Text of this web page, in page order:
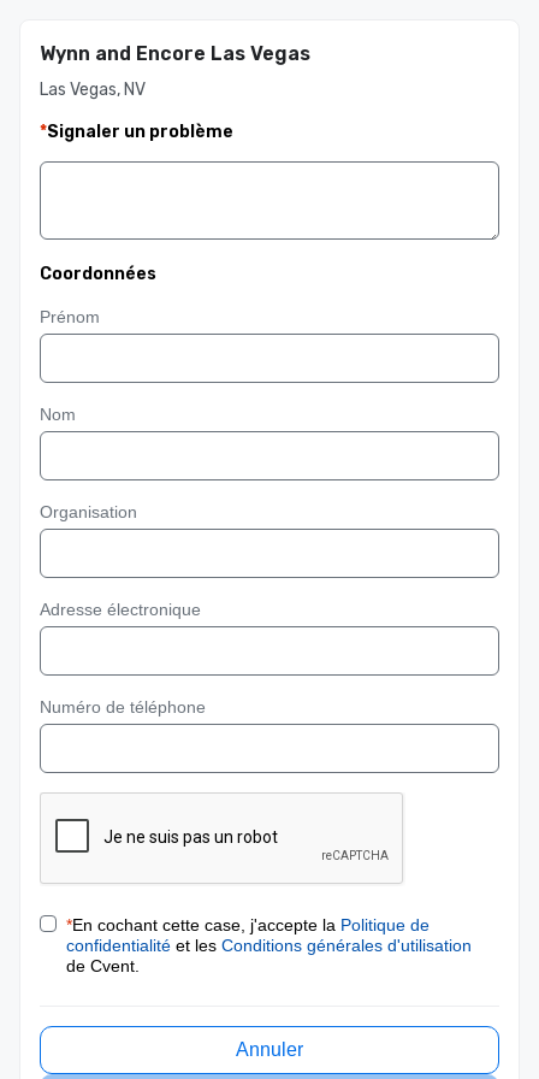
Wynn and Encore Las Vegas
Las Vegas, NV
*Signaler un problème
Coordonnées
Prénom
Nom
Organisation
Adresse électronique
Numéro de téléphone
*En cochant cette case, j'accepte la Politique de
confidentialité et les Conditions générales d'utilisation
de Cvent.
Annuler